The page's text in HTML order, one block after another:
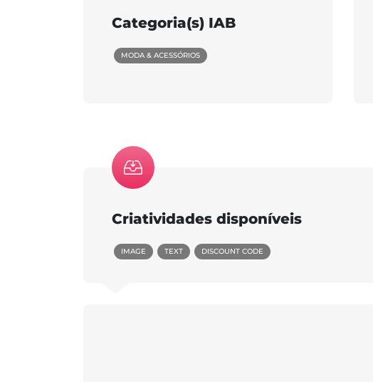
Categoria(s) IAB
MODA & ACESSÓRIOS
Criatividades disponíveis
IMAGE TEXT DISCOUNT CODE